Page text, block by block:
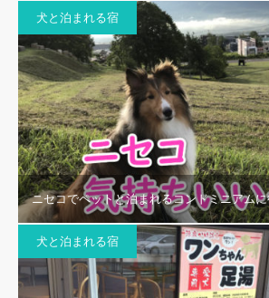
犬と泊まれる宿
ニセコでペットと泊まれるコンドミニアム
犬と泊まれる宿